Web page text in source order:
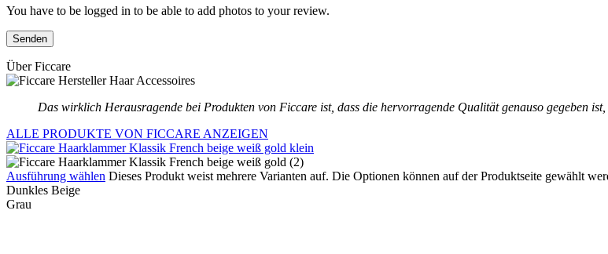
You have to be logged in to be able to add photos to your review.
Über Ficcare
Das wirklich Herausragende bei Produkten von Ficcare ist, dass die hervorragende Qualität genauso gegeben
ALLE PRODUKTE VON FICCARE ANZEIGEN
Ausführung wählen Dieses Produkt weist mehrere Varianten auf. Die Optionen können auf der Produktseite gewählt
Dunkles Beige
Grau